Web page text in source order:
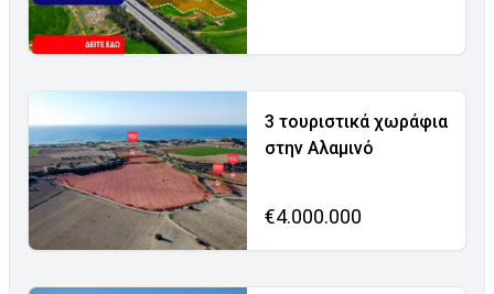
3 τουριστικά χωράφια
στην Αλαμινό
€4.000.000